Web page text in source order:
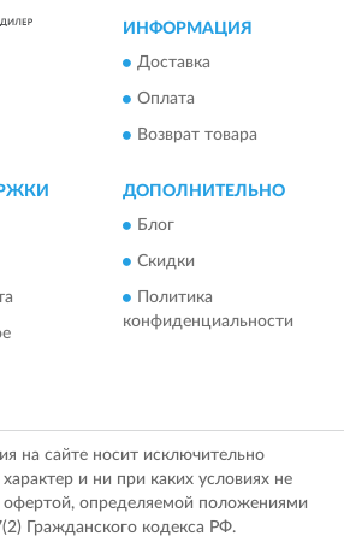
ИНФОРМАЦИЯ
Доставка
Оплата
Возврат товара
ДОПОЛНИТЕЛЬНО
Блог
Скидки
Политика
конфиденциальности
на сайте носит исключительно
и ни при каких условиях не
офертой, определяемой положениями
Гражданского кодекса РФ.